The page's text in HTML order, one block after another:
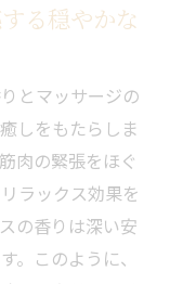
る穏やかな
とマッサージの
しをもたらしま
肉の緊張をほぐ
ラックス効果を
の香りは深い安
。このように、